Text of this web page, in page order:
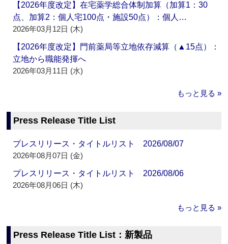
【2026年度改定】在宅薬学総合体制加算（加算1：30
点、加算2：個人宅100点・施設50点）：個人…
2026年03月12日 (木)
【2026年度改定】門前薬局等立地依存減算（▲15点）：
立地から職能発揮へ
2026年03月11日 (水)
もっと見る »
Press Release Title List
プレスリリース・タイトルリスト 2026/08/07
2026年08月07日 (金)
プレスリリース・タイトルリスト 2026/08/06
2026年08月06日 (木)
もっと見る »
Press Release Title List：新製品